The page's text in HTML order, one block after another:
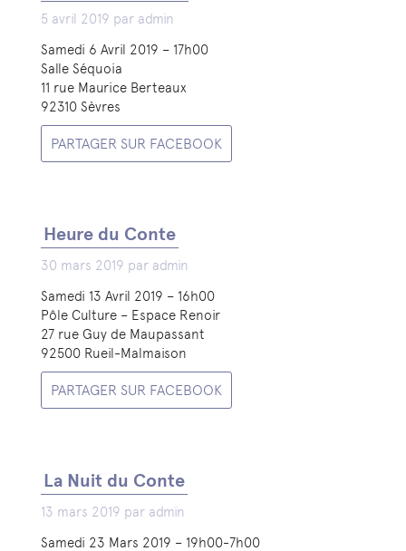
5 avril 2019 par admin
Samedi 6 Avril 2019 – 17h00
Salle Séquoia
11 rue Maurice Berteaux
92310 Sèvres
PARTAGER SUR FACEBOOK
Heure du Conte
30 mars 2019 par admin
Samedi 13 Avril 2019 – 16h00
Pôle Culture – Espace Renoir
27 rue Guy de Maupassant
92500 Rueil-Malmaison
PARTAGER SUR FACEBOOK
La Nuit du Conte
13 mars 2019 par admin
Samedi 23 Mars 2019 – 19h00-7h00